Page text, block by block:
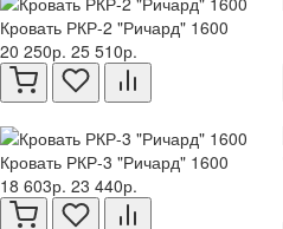
Кровать РКР-2 "Ричард" 1600
20 250р. 25 510р.
Кровать РКР-3 "Ричард" 1600
18 603р. 23 440р.